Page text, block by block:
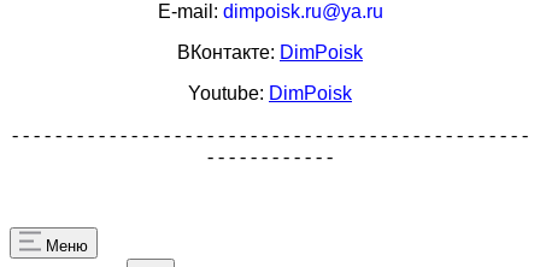
E-mail: dimpoisk.ru@ya.ru
ВКонтакте: DimPoisk
Youtube: DimPoisk
- - - - - - - - - - - - - - - - - - - - - - - - - - - - - - - - - - - - - - - - - - - - - - - -
- - - - - - - - - - - -
Меню